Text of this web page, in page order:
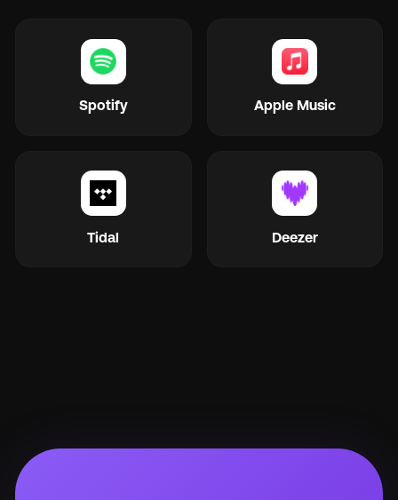
Spotify Apple Music
Tidal Deezer